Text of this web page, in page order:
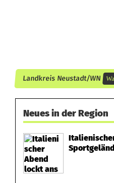
i
z
Landkreis Neustadt/WN
Neues in der Region